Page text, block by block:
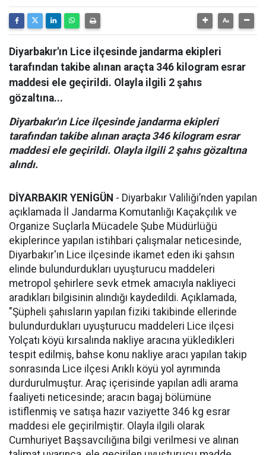
Diyarbakır'ın Lice ilçesinde jandarma ekipleri
tarafından takibe alınan araçta 346 kilogram esrar
maddesi ele geçirildi. Olayla ilgili 2 şahıs
gözaltına...
Diyarbakır'ın Lice ilçesinde jandarma ekipleri
tarafından takibe alınan araçta 346 kilogram esrar
maddesi ele geçirildi. Olayla ilgili 2 şahıs gözaltına
alındı.
DİYARBAKIR YENİGÜN - Diyarbakır Valiliği’nden yapılan
açıklamada İl Jandarma Komutanlığı Kaçakçılık ve
Organize Suçlarla Mücadele Şube Müdürlüğü
ekiplerince yapılan istihbari çalışmalar neticesinde,
Diyarbakır'ın Lice ilçesinde ikamet eden iki şahsın
elinde bulundurdukları uyuşturucu maddeleri
metropol şehirlere sevk etmek amacıyla nakliyeci
aradıkları bilgisinin alındığı kaydedildi. Açıklamada,
"Şüpheli şahısların yapılan fiziki takibinde ellerinde
bulundurdukları uyuşturucu maddeleri Lice ilçesi
Yolçatı köyü kırsalında nakliye aracına yükledikleri
tespit edilmiş, bahse konu nakliye aracı yapılan takip
sonrasında Lice ilçesi Arıklı köyü yol ayrımında
durdurulmuştur. Araç içerisinde yapılan adli arama
faaliyeti neticesinde; aracın bagaj bölümüne
istiflenmiş ve satışa hazır vaziyette 346 kg esrar
maddesi ele geçirilmiştir. Olayla ilgili olarak
Cumhuriyet Başsavcılığına bilgi verilmesi ve alınan